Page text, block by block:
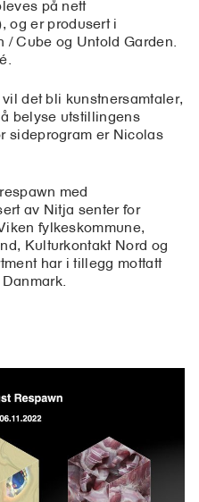
på nett
og er produsert i
Cube og Untold Garden.
det bli kunstnersamtaler,
belyse utstillingens
sideprogram er Nicolas
med
av Nitja senter for
fylkeskommune,
Kulturkontakt Nord og
har i tillegg mottatt